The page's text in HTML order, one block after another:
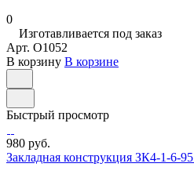
0
Изготавливается под заказ
Арт. O1052
В корзину В корзине
Быстрый просмотр
980 руб.
Закладная конструкция ЗК4-1-6-